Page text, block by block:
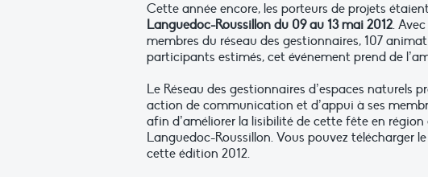
Cette année encore, les porteurs de projets
Languedoc-Roussillon du 09 au 13 mai 2012.
membres du réseau des gestionnaires, 107
participants estimés, cet événement prend de
Le Réseau des gestionnaires d’espaces naturels
action de communication et d’appui à ses
afin d’améliorer la lisibilité de cette fête en
Languedoc-Roussillon. Vous pouvez télécharger le
cette édition 2012.